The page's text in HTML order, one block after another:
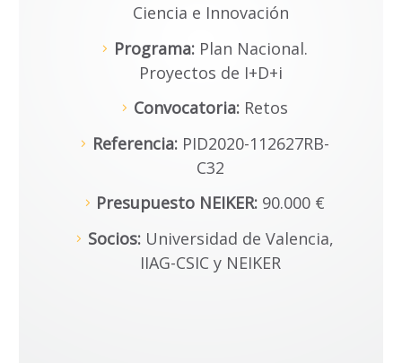
Ciencia e Innovación
Programa:Plan Nacional.
Proyectos de I+D+i
Convocatoria:Retos
Referencia:PID2020-112627RB-
C32
Presupuesto NEIKER: 90.000 €
Socios:Universidad de Valencia,
IIAG-CSIC y NEIKER